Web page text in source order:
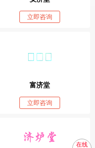
立即咨询
富济堂
立即咨询
在线